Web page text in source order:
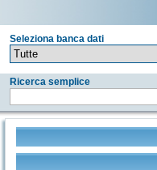
Seleziona banca dati
Ricerca semplice